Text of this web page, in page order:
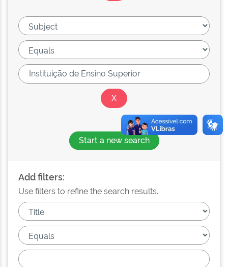
Start a new search
Add filters:
Use filters to refine the search results.